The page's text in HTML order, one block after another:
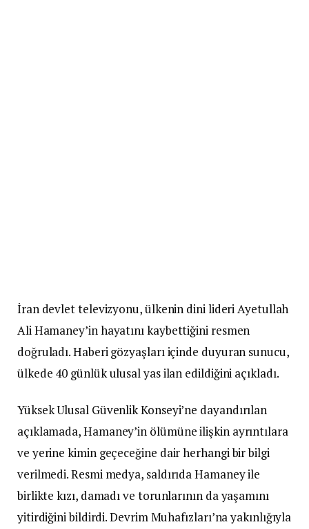
İran devlet televizyonu, ülkenin dini lideri Ayetullah
Ali Hamaney’in hayatını kaybettiğini resmen
doğruladı. Haberi gözyaşları içinde duyuran sunucu,
ülkede 40 günlük ulusal yas ilan edildiğini açıkladı.
Yüksek Ulusal Güvenlik Konseyi’ne dayandırılan
açıklamada, Hamaney’in ölümüne ilişkin ayrıntılara
ve yerine kimin geçeceğine dair herhangi bir bilgi
verilmedi. Resmi medya, saldırıda Hamaney ile
birlikte kızı, damadı ve torunlarının da yaşamını
yitirdiğini bildirdi. Devrim Muhafızları’na yakınlığıyla